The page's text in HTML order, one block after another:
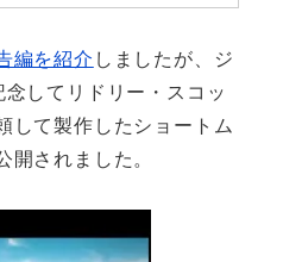
編を紹介 しましたが、ジ
してリドリー・スコッ
して製作したショートム
されました。